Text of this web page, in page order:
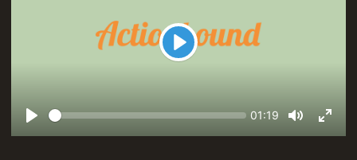
Play
Seek
Current
01:19
Mute